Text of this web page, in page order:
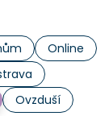
Online
Ovzduší